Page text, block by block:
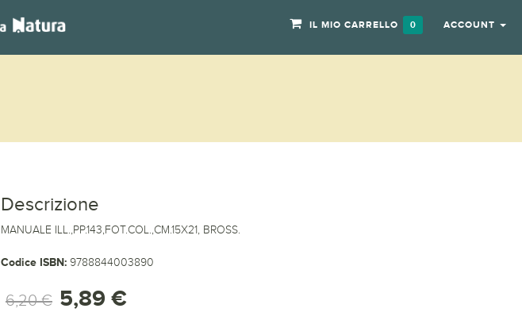
IL MIO CARRELLO 0 ACCOUNT
Descrizione
MANUALE ILL.,PP.143,FOT.COL.,CM.15X21, BROSS.
Codice ISBN: 9788844003890
6,20 € 5,89 €